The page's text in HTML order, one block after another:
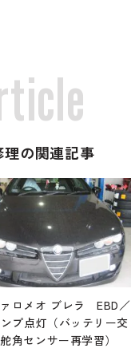
ticle
の関連記事
ロメオ ブレラ EBD／
プ点灯（バッテリー交
角センサー再学習）